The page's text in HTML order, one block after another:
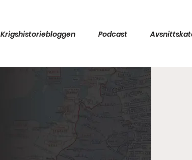
Krigshistoriebloggen Podcast